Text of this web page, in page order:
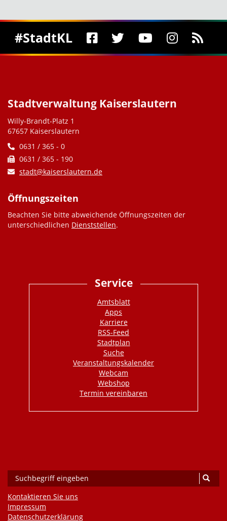
Social Media
#StadtKL
Stadtverwaltung Kaiserslautern
Willy-Brandt-Platz 1
67657 Kaiserslautern
0631 / 365 - 0
0631 / 365 - 190
stadt@kaiserslautern.de
Öffnungszeiten
Beachten Sie bitte abweichende Öffnungszeiten der
unterschiedlichen Dienststellen.
Service
Amtsblatt
Apps
Karriere
RSS-Feed
Stadtplan
Suche
Veranstaltungskalender
Webcam
Webshop
Termin vereinbaren
Kontaktieren Sie uns
Impressum
Datenschutzerklärung